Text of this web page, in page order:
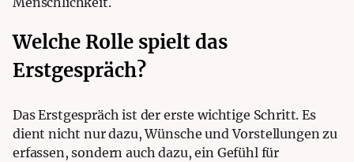
Welche Rolle spielt das
Erstgespräch?
Das Erstgespräch ist der erste wichtige Schritt. Es
dient nicht nur dazu, Wünsche und Vorstellungen zu
erfassen, sondern auch dazu, ein Gefühl für